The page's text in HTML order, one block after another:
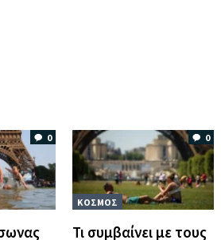
0 0
ΚΟΣΜΟΣ
Τι συμβαίνει με τους